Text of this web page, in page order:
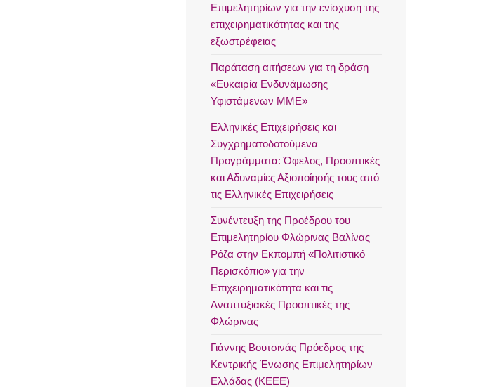
Επιμελητηρίων για την ενίσχυση της
επιχειρηματικότητας και της
εξωστρέφειας
Παράταση αιτήσεων για τη δράση
«Ευκαιρία Ενδυνάμωσης
Υφιστάμενων ΜΜΕ»
Ελληνικές Επιχειρήσεις και
Συγχρηματοδοτούμενα
Προγράμματα: Όφελος, Προοπτικές
και Αδυναμίες Αξιοποίησής τους από
τις Ελληνικές Επιχειρήσεις
Συνέντευξη της Προέδρου του
Επιμελητηρίου Φλώρινας Βαλίνας
Ρόζα στην Εκπομπή «Πολιτιστικό
Περισκόπιο» για την
Επιχειρηματικότητα και τις
Αναπτυξιακές Προοπτικές της
Φλώρινας
Γιάννης Βουτσινάς Πρόεδρος της
Κεντρικής Ένωσης Επιμελητηρίων
Ελλάδας (ΚΕΕΕ)